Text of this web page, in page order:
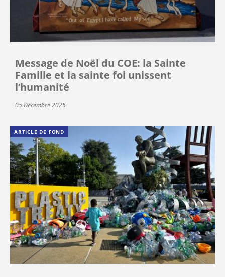
Message de Noël du COE: la Sainte
Famille et la sainte foi unissent
l’humanité
05 Décembre 2025
ARTICLE DE FOND